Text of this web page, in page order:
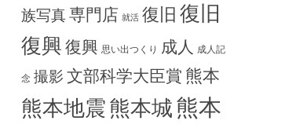
族写真 専門店 就活 復旧 復旧
復興 復興 思い出つくり 成人 成人記
念 撮影 文部科学大臣賞 熊本
熊本地震 熊本城 熊本